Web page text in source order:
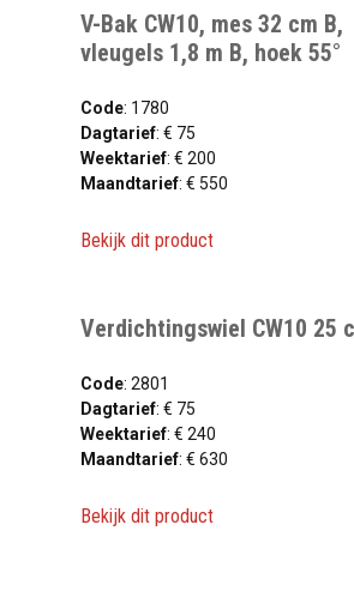
V-Bak CW10, mes 32 cm B,
vleugels 1,8 m B, hoek 55°
Code: 1780
Dagtarief: € 75
Weektarief: € 200
Maandtarief: € 550
Bekijk dit product
Verdichtingswiel CW10 25
Code: 2801
Dagtarief: € 75
Weektarief: € 240
Maandtarief: € 630
Bekijk dit product